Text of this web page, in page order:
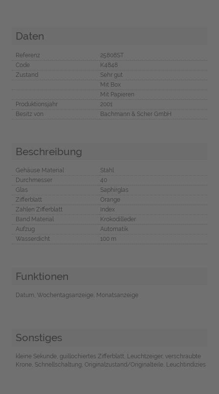
Daten
Referenz
25808ST
Code
K4848
Zustand
Sehr gut
Mit Box
Mit Papieren
Produktionsjahr
2001
Besitz von
Bachmann & Scher GmbH
Beschreibung
Gehäuse Material
Stahl
Durchmesser
40
Glas
Saphirglas
Zifferblatt
Orange
Zahlen Zifferblatt
Index
Band Material
Krokodilleder
Aufzug
Automatik
Wasserdicht
100 m
Funktionen
Datum, Wochentagsanzeige, Monatsanzeige
Sonstiges
kleine Sekunde, guillochiertes Zifferblatt, Leuchtzeiger, verschraubte
Krone, Schnellschaltung, Originalzustand/Originalteile, Leuchtindizies